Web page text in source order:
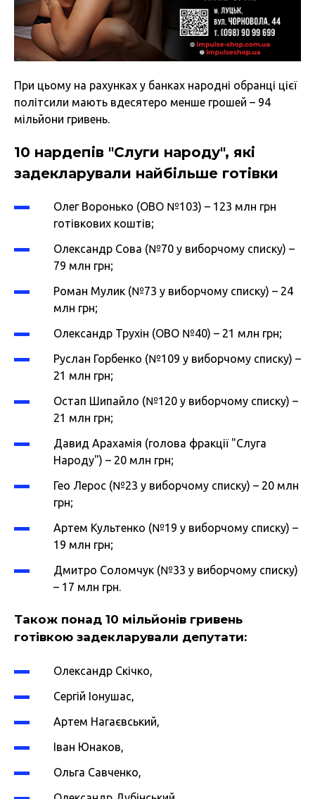
При цьому на рахунках у банках народні обранці цієї
політсили мають вдесятеро менше грошей – 94
мільйони гривень.
10 нардепів "Слуги народу", які
задекларували найбільше готівки
Олег Воронько (ОВО №103) – 123 млн грн
готівкових коштів;
Олександр Сова (№70 у виборчому списку) –
79 млн грн;
Роман Мулик (№73 у виборчому списку) – 24
млн грн;
Олександр Трухін (ОВО №40) – 21 млн грн;
Руслан Горбенко (№109 у виборчому списку) –
21 млн грн;
Остап Шипайло (№120 у виборчому списку) –
21 млн грн;
Давид Арахамія (голова фракції "Слуга
Народу") – 20 млн грн;
Гео Лерос (№23 у виборчому списку) – 20 млн
грн;
Артем Культенко (№19 у виборчому списку) –
19 млн грн;
Дмитро Соломчук (№33 у виборчому списку)
– 17 млн грн.
Також понад 10 мільйонів гривень
готівкою задекларували депутати:
Олександр Скічко,
Сергій Іонушас,
Артем Нагаєвський,
Іван Юнаков,
Ольга Савченко,